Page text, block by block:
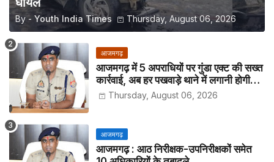
By - Youth India Times Thursday, August 06, 2026
आजमगढ़
आजमगढ़ में 5 अपराधियों पर गुंडा एक्ट की सख्त
कार्रवाई, अब हर पखवाड़े थाने में लगानी होगी
हाजिरीThursday, August 06, 2026
आजमगढ़
आजमगढ़ : आठ निरीक्षक-उपनिरीक्षकों समेत